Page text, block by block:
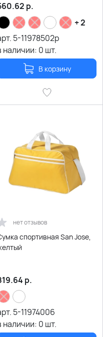
р.
+ 2
5-11978502p
наличии: 0 шт.
В корзину
нет отзывов
спортивная San Jose,
р.
5-11974006
наличии: 0 шт.